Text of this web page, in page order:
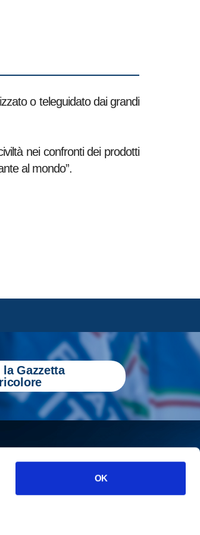
OK
o teleguidato dai grandi
nei confronti dei prodotti
al mondo”.
la Gazzetta